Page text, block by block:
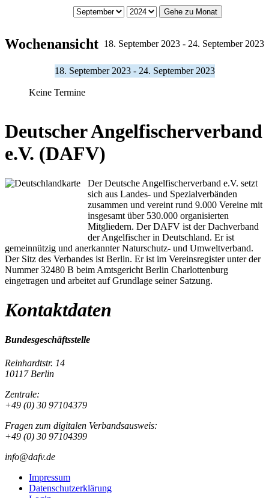
Gehe zu Monat
Wochenansicht 18. September 2023 - 24. September 2023
18. September 2023 - 24. September 2023
Keine Termine
Deutscher Angelfischerverband
e.V. (DAFV)
Der Deutsche Angelfischerverband e.V. setzt
sich aus Landes- und Spezialverbänden
zusammen und vereint rund 9.000 Vereine mit
insgesamt über 530.000 organisierten
Mitgliedern. Der DAFV ist der Dachverband
der Angelfischer in Deutschland. Er ist
gemeinnützig und anerkannter Naturschutz- und Umweltverband.
Der Sitz des Verbandes ist Berlin. Er ist im Vereinsregister unter der
Nummer 32480 B beim Amtsgericht Berlin Charlottenburg
eingetragen und arbeitet auf Grundlage seiner Satzung.
Kontaktdaten
Bundesgeschäftsstelle
Reinhardtstr. 14
10117 Berlin
Zentrale:
+49 (0) 30 97104379
Fragen zum digitalen Verbandsausweis:
+49 (0) 30 97104399
info@dafv.de
Impressum
Datenschutzerklärung